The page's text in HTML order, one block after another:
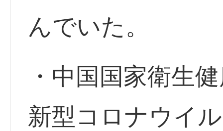
んでいた。
・中国国家衛生
新型コロナウイ